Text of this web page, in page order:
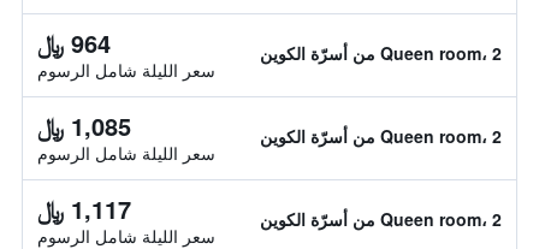
Queen room، 2 من أسرّة الكوين 964 ﷼
سعر الليلة شامل الرسوم
Queen room، 2 من أسرّة الكوين 1,085 ﷼
سعر الليلة شامل الرسوم
Queen room، 2 من أسرّة الكوين 1,117 ﷼
سعر الليلة شامل الرسوم